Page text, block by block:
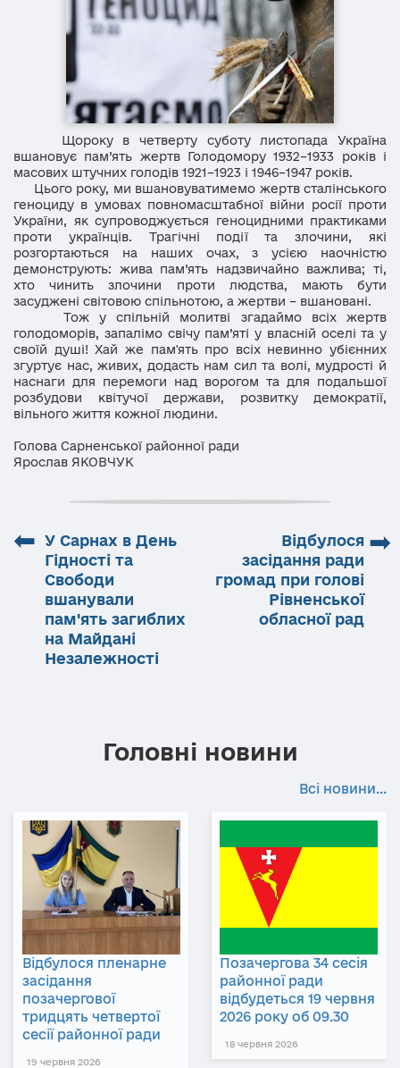
Щороку в четверту суботу листопада Україна
вшановує пам’ять жертв Голодомору 1932–1933 років і
масових штучних голодів 1921–1923 і 1946–1947 років.
Цього року, ми вшановуватимемо жертв сталінського
геноциду в умовах повномасштабної війни росії проти
України, як супроводжується геноцидними практиками
проти українців. Трагічні події та злочини, які
розгортаються на наших очах, з усією наочністю
демонструють: жива пам’ять надзвичайно важлива; ті,
хто чинить злочини проти людства, мають бути
засуджені світовою спільнотою, а жертви – вшановані.
Тож у спільній молитві згадаймо всіх жертв
голодоморів, запалімо свічу пам’яті у власній оселі та у
своїй душі! Хай же пам'ять про всіх невинно убієнних
згуртує нас, живих, додасть нам сил та волі, мудрості й
наснаги для перемоги над ворогом та для подальшої
розбудови квітучої держави, розвитку демократії,
вільного життя кожної людини.
Голова Сарненської районної ради
Ярослав ЯКОВЧУК
⬅ У Сарнах в День
Гідності та
Свободи
вшанували
пам'ять загиблих
на Майдані
Незалежності
➡
Відбулося
засідання ради
громад при голові
Рівненської
обласної рад
Головні новини
Всі новини...
Відбулося пленарне
засідання
позачергової
тридцять четвертої
сесії районної ради
19 червня 2026
Позачергова 34 сесія
районної ради
відбудеться 19 червня
2026 року об 09.30
18 червня 2026